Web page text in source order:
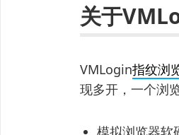
关于
VMLogin指纹浏
现多开，一个浏
模拟浏览器软